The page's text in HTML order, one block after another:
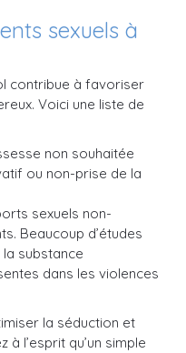
sexuels à
contribue à favoriser
Voici une liste de
non souhaitée
ou non-prise de la
sexuels non-
Beaucoup d’études
substance
dans les violences
la séduction et
l’esprit qu’un simple